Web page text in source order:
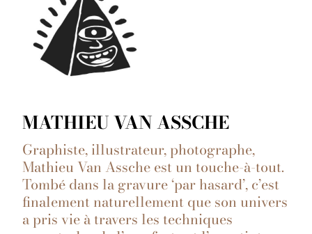
MATHIEU VAN ASSCHE
Graphiste, illustrateur, photographe,
Mathieu Van Assche est un touche-à-tout.
Tombé dans la gravure ‘par hasard’, c’est
finalement naturellement que son univers
a pris vie à travers les techniques